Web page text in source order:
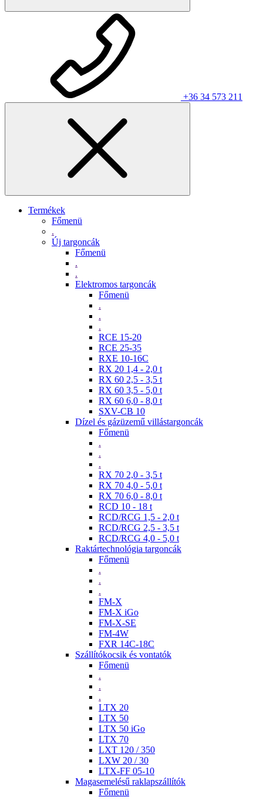
+36 34 573 211
Termékek
Főmenü
.
Új targoncák
Főmenü
.
.
Elektromos targoncák
Főmenü
.
.
.
RCE 15-20
RCE 25-35
RXE 10-16C
RX 20 1,4 - 2,0 t
RX 60 2,5 - 3,5 t
RX 60 3,5 - 5,0 t
RX 60 6,0 - 8,0 t
SXV-CB 10
Dízel és gázüzemű villástargoncák
Főmenü
.
.
.
RX 70 2,0 - 3,5 t
RX 70 4,0 - 5,0 t
RX 70 6,0 - 8,0 t
RCD 10 - 18 t
RCD/RCG 1,5 - 2,0 t
RCD/RCG 2,5 - 3,5 t
RCD/RCG 4,0 - 5,0 t
Raktártechnológia targoncák
Főmenü
.
.
.
FM-X
FM-X iGo
FM-X-SE
FM-4W
FXR 14C-18C
Szállítókocsik és vontatók
Főmenü
.
.
.
LTX 20
LTX 50
LTX 50 iGo
LTX 70
LXT 120 / 350
LXW 20 / 30
LTX-FF 05-10
Magasemelésű raklapszállítók
Főmenü